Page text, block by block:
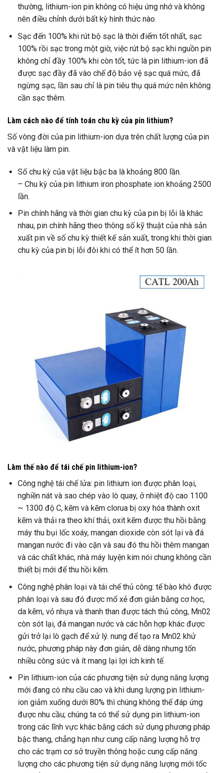
thường, lithium-ion pin không có hiệu ứng nhớ và không
nên điều chỉnh dưới bất kỳ hình thức nào.
Sạc đến 100% khi rút bộ sạc là thời điểm tốt nhất, sạc
100% rồi sạc trong một giờ, việc rút bộ sạc khi nguồn pin
không chỉ đầy 100% khi còn tốt, tức là pin lithium-ion đã
được sạc đầy đã vào chế độ bảo vệ sạc quá mức, đã
ngừng sạc, lần sau chỉ là pin tiêu thụ quá mức nên không
cần sạc thêm.
Làm cách nào để tính toán chu kỳ của pin lithium?
Số vòng đời của pin lithium-ion dựa trên chất lượng của pin
và vật liệu làm pin.
Số chu kỳ của vật liệu bậc ba là khoảng 800 lần.
– Chu kỳ của pin lithium iron phosphate ion khoảng 2500
lần.
Pin chính hãng và thời gian chu kỳ của pin bị lỗi là khác
nhau, pin chính hãng theo thông số kỹ thuật của nhà sản
xuất pin về số chu kỳ thiết kế sản xuất, trong khi thời gian
chu kỳ của pin bị lỗi đôi khi có thể ít hơn 50 lần.
Làm thế nào để tái chế pin lithium-ion?
Công nghệ tái chế lửa: pin lithium ion được phân loại,
nghiền nát và sao chép vào lò quay, ở nhiệt độ cao 1100
~ 1300 độ C, kẽm và kẽm clorua bị oxy hóa thành oxit
kẽm và thải ra theo khí thải, oxit kẽm được thu hồi bằng
máy thu bụi lốc xoáy, mangan dioxide còn sót lại và đá
mangan nước đi vào cặn và sau đó thu hồi thêm mangan
và các chất khác, nhà máy luyện kim nói chung không cần
thiết bị mới để thu hồi kẽm.
Công nghệ phân loại và tái chế thủ công: tế bào khô được
phân loại và sau đó được mổ xẻ đơn giản bằng cơ học,
da kẽm, vỏ nhựa và thanh than được tách thủ công, Mn02
còn sót lại, đá mangan nước và các hỗn hợp khác được
gửi trở lại lò gạch để xử lý. nung để tạo ra Mn02 khử
nước, phương pháp này đơn giản, dễ dàng nhưng tốn
nhiều công sức và ít mang lại lợi ích kinh tế.
Pin lithium-ion của các phương tiện sử dụng năng lượng
mới đang có nhu cầu cao và khi dung lượng pin lithium-
ion giảm xuống dưới 80% thì chúng không thể đáp ứng
được nhu cầu; chúng ta có thể sử dụng pin lithium-ion
trong các lĩnh vực khác bằng cách sử dụng phương pháp
bậc thang, chẳng hạn như cung cấp năng lượng hỗ trợ
cho các trạm cơ sở truyền thông hoặc cung cấp năng
lượng cho các phương tiện sử dụng năng lượng mới tốc